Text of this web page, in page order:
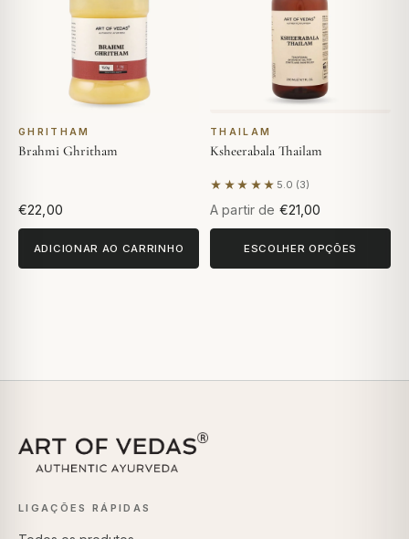
GHRITHAM
Brahmi Ghritham
€22,00
ADICIONAR AO CARRINHO
THAILAM
Ksheerabala Thailam
★★★★★ 5.0 (3)
Com base em 3 avaliações
A partir de €21,00
ESCOLHER OPÇÕES
LIGAÇÕES RÁPIDAS